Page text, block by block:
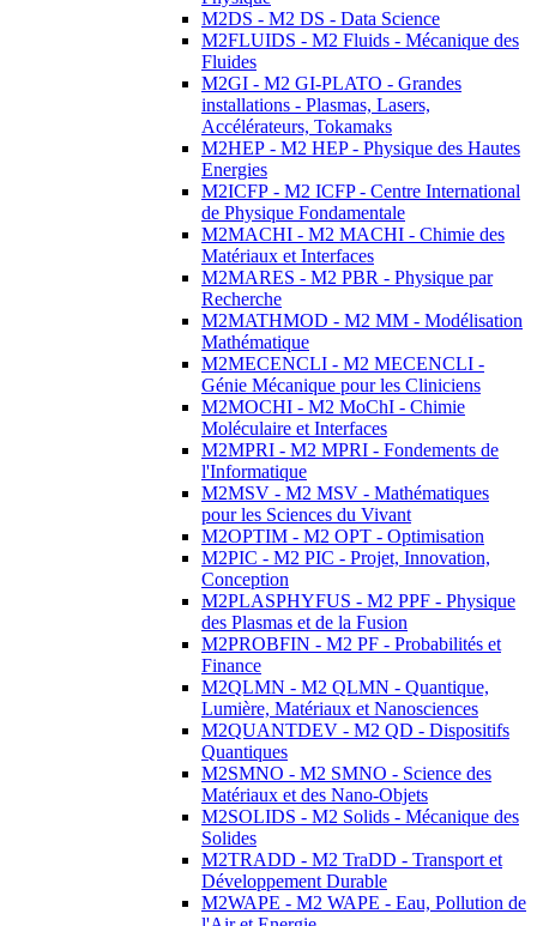
M2DS - M2 DS - Data Science
M2FLUIDS - M2 Fluids - Mécanique des
Fluides
M2GI - M2 GI-PLATO - Grandes
installations - Plasmas, Lasers,
Accélérateurs, Tokamaks
M2HEP - M2 HEP - Physique des Hautes
Energies
M2ICFP - M2 ICFP - Centre International
de Physique Fondamentale
M2MACHI - M2 MACHI - Chimie des
Matériaux et Interfaces
M2MARES - M2 PBR - Physique par
Recherche
M2MATHMOD - M2 MM - Modélisation
Mathématique
M2MECENCLI - M2 MECENCLI -
Génie Mécanique pour les Cliniciens
M2MOCHI - M2 MoChI - Chimie
Moléculaire et Interfaces
M2MPRI - M2 MPRI - Fondements de
l'Informatique
M2MSV - M2 MSV - Mathématiques
pour les Sciences du Vivant
M2OPTIM - M2 OPT - Optimisation
M2PIC - M2 PIC - Projet, Innovation,
Conception
M2PLASPHYFUS - M2 PPF - Physique
des Plasmas et de la Fusion
M2PROBFIN - M2 PF - Probabilités et
Finance
M2QLMN - M2 QLMN - Quantique,
Lumière, Matériaux et Nanosciences
M2QUANTDEV - M2 QD - Dispositifs
Quantiques
M2SMNO - M2 SMNO - Science des
Matériaux et des Nano-Objets
M2SOLIDS - M2 Solids - Mécanique des
Solides
M2TRADD - M2 TraDD - Transport et
Développement Durable
M2WAPE - M2 WAPE - Eau, Pollution de